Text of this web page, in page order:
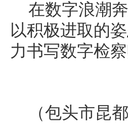
在数字浪潮
以积极进取的
力书写数字检
（包头市昆